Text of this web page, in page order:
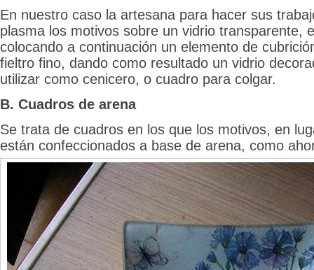
En nuestro caso la artesana para hacer sus
plasma los motivos sobre un vidrio transparente,
colocando a continuación un elemento de
fieltro fino, dando como resultado un vidrio
utilizar como cenicero, o cuadro para colgar.
B. Cuadros de arena
Se trata de cuadros en los que los motivos, en
están confeccionados a base de arena, como